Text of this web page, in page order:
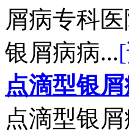
屑病专科
银屑病病...
点滴型银
点滴型银